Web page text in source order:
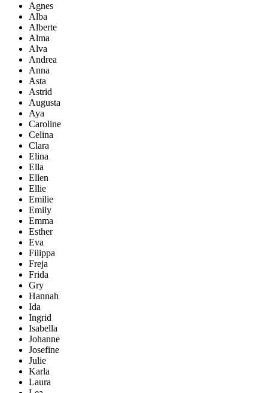
Agnes
Alba
Alberte
Alma
Alva
Andrea
Anna
Asta
Astrid
Augusta
Aya
Caroline
Celina
Clara
Elina
Ella
Ellen
Ellie
Emilie
Emily
Emma
Esther
Eva
Filippa
Freja
Frida
Gry
Hannah
Ida
Ingrid
Isabella
Johanne
Josefine
Julie
Karla
Laura